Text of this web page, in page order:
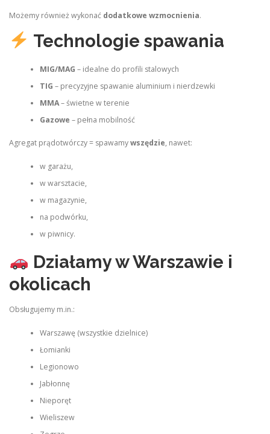
Możemy również wykonać dodatkowe wzmocnienia.
Technologie spawania
MIG/MAG – idealne do profili stalowych
TIG – precyzyjne spawanie aluminium i nierdzewki
MMA– świetne w terenie
Gazowe – pełna mobilność
Agregat prądotwórczy = spawamywszędzie, nawet:
w garażu,
w warsztacie,
w magazynie,
na podwórku,
w piwnicy.
Działamy w Warszawie i
okolicach
Obsługujemy m.in.:
Warszawę (wszystkie dzielnice)
Łomianki
Legionowo
Jabłonnę
Nieporęt
Wieliszew